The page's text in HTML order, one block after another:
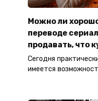
Можно ли
переводе
продавать, что
Сегодня
имеется